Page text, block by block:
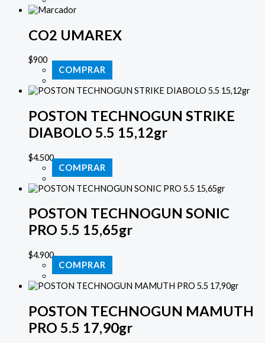
CO2 UMAREX
$900
COMPRAR
POSTON TECHNOGUN STRIKE
DIABOLO 5.5 15,12gr
$4.500
COMPRAR
POSTON TECHNOGUN SONIC
PRO 5.5 15,65gr
$4.900
COMPRAR
POSTON TECHNOGUN MAMUTH
PRO 5.5 17,90gr